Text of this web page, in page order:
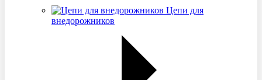
Цепи для
внедорожников